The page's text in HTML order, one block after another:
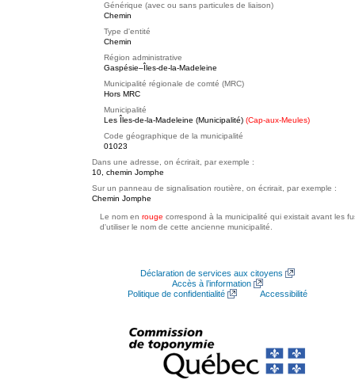
Générique (avec ou sans particules de liaison)
Chemin
Type d'entité
Chemin
Région administrative
Gaspésie–Îles-de-la-Madeleine
Municipalité régionale de comté (MRC)
Hors MRC
Municipalité
Les Îles-de-la-Madeleine (Municipalité) (Cap-aux-Meules)
Code géographique de la municipalité
01023
Dans une adresse, on écrirait, par exemple :
10, chemin Jomphe
Sur un panneau de signalisation routière, on écrirait, par exemple :
Chemin Jomphe
Le nom en rouge correspond à la municipalité qui existait avant les
d'utiliser le nom de cette ancienne municipalité.
Déclaration de services aux citoyens
Accès à l’information
Politique de confidentialité
Accessibilité